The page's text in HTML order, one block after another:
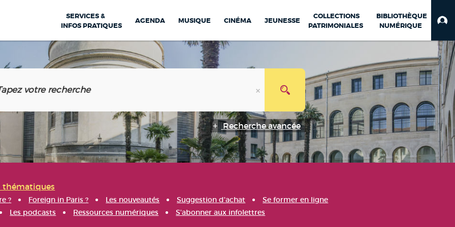
SERVICES &
INFOS PRATIQUES
AGENDA MUSIQUE CINÉMA JEUNESSE
COLLECTIONS
PATRIMONIALES
BIBLIOTHÈQUE
NUMÉRIQUE
Recherche avancée
thématiques
? Foreign in Paris ? Les nouveautés Suggestion d'achat
Se former en ligne
Les podcasts Ressources numériques S'abonner aux infolettres